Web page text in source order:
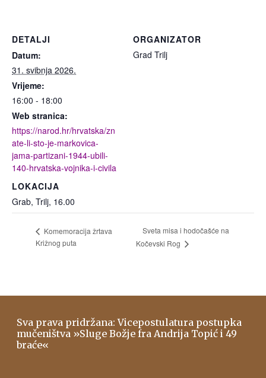
DETALJI
Datum:
31. svibnja 2026.
Vrijeme:
16:00 - 18:00
Web stranica:
https://narod.hr/hrvatska/zn
ate-li-sto-je-markovica-
jama-partizani-1944-ubili-
140-hrvatska-vojnika-i-civila
LOKACIJA
Grab, Trilj, 16.00
ORGANIZATOR
Grad Trilj
Komemoracija žrtava
Križnog puta
Sveta misa i hodočašće na
Kočevski Rog
Sva prava pridržana: Vicepostulatura postupka
mučeništva »Sluge Božje fra Andrija Topić i 49
braće«